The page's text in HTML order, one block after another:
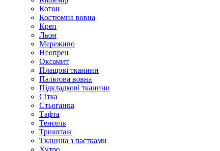
Котон
Костюмна вовна
Креп
Льон
Мереживо
Неопрен
Оксамит
Плащові тканини
Пальтова вовна
Підкладкові тканини
Сітка
Стьоганка
Тафта
Тенсель
Трикотаж
Тканина з паєтками
Хутро